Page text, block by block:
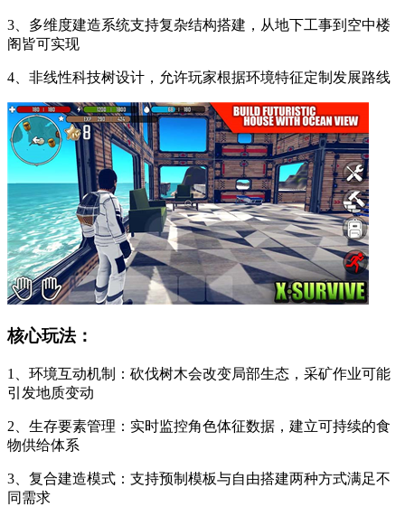
3、多维度建造系统支持复杂结构搭建，从地下工事到空中楼
阁皆可实现
4、非线性科技树设计，允许玩家根据环境特征定制发展路线
核心玩法：
1、环境互动机制：砍伐树木会改变局部生态，采矿作业可能
引发地质变动
2、生存要素管理：实时监控角色体征数据，建立可持续的食
物供给体系
3、复合建造模式：支持预制模板与自由搭建两种方式满足不
同需求